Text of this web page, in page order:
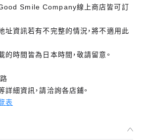
Smile Company線上商店皆可訂
址資訊若有不完整的情況，將不適用此
時間皆為日本時間，敬請留意。
細資訊，請洽詢各店鋪。
表